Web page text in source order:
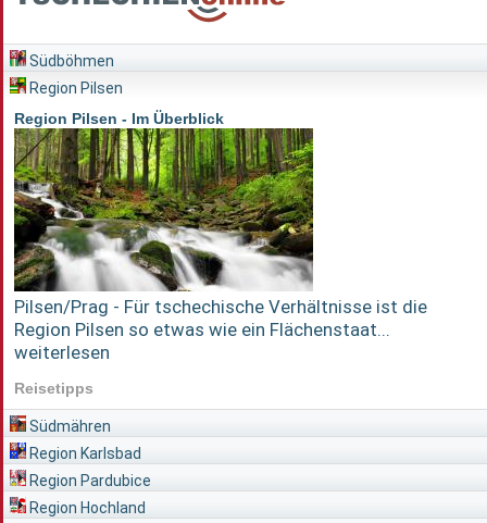
Südböhmen
Region Pilsen
Region Pilsen - Im Überblick
Pilsen/Prag - Für tschechische Verhältnisse ist die
Region Pilsen so etwas wie ein Flächenstaat...
weiterlesen
Reisetipps
Südmähren
Region Karlsbad
Region Pardubice
Region Hochland